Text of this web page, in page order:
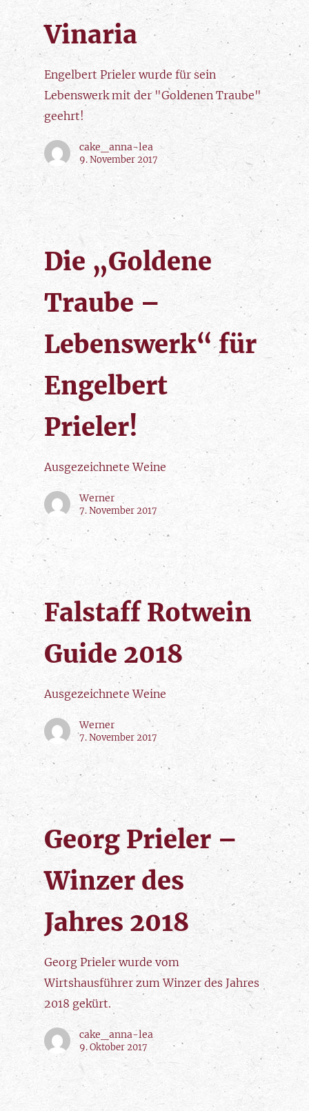
Vinaria
Engelbert Prieler wurde für sein
Lebenswerk mit der "Goldenen Traube"
geehrt!
cake_anna-lea
9. November 2017
Die „Goldene
Traube –
Lebenswerk“ für
Engelbert
Prieler!
Ausgezeichnete Weine
Werner
7. November 2017
Falstaff Rotwein
Guide 2018
Ausgezeichnete Weine
Werner
7. November 2017
Georg Prieler –
Winzer des
Jahres 2018
Georg Prieler wurde vom
Wirtshausführer zum Winzer des Jahres
2018 gekürt.
cake_anna-lea
9. Oktober 2017